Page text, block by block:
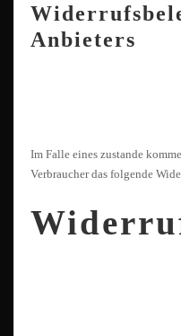
Anbieters
Im Falle eines zustande
Verbraucher das folgende